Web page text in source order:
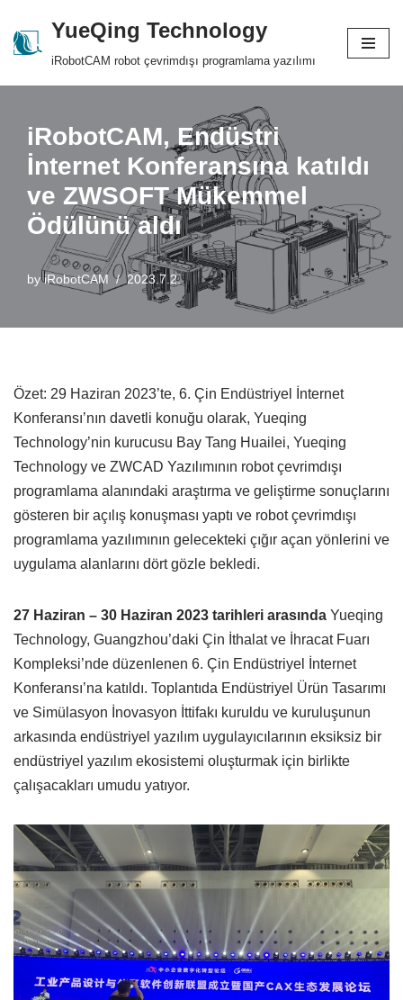
Skip
YueQing Technology
iRobotCAM robot çevrimdışı programlama yazılımı
iRobotCAM, Endüstri
İnternet Konferansına katıldı
ve ZWSOFT Mükemmel
Ödülünü aldı
byiRobotCAM 2023.7.2.
Özet: 29 Haziran 2023’te, 6. Çin Endüstriyel İnternet
Konferansı’nın davetli konuğu olarak, Yueqing
Technology’nin kurucusu Bay Tang Huailei, Yueqing
Technology ve ZWCAD Yazılımının robot çevrimdışı
programlama alanındaki araştırma ve geliştirme sonuçlarını
gösteren bir açılış konuşması yaptı ve robot çevrimdışı
programlama yazılımının gelecekteki çığır açan yönlerini ve
uygulama alanlarını dört gözle bekledi.
27 Haziran – 30 Haziran 2023 tarihleri ​​arasında Yueqing
Technology, Guangzhou’daki Çin İthalat ve İhracat Fuarı
Kompleksi’nde düzenlenen 6. Çin Endüstriyel İnternet
Konferansı’na katıldı. Toplantıda Endüstriyel Ürün Tasarımı
ve Simülasyon İnovasyon İttifakı kuruldu ve kuruluşunun
arkasında endüstriyel yazılım uygulayıcılarının eksiksiz bir
endüstriyel yazılım ekosistemi oluşturmak için birlikte
çalışacakları umudu yatıyor.